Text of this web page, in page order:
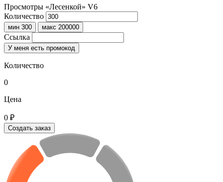
Просмотры «Лесенкой» V6
Количество
мин 300 макс 200000
Ссылка
У меня есть промокод
Количество
0
Цена
0 ₽
Создать заказ